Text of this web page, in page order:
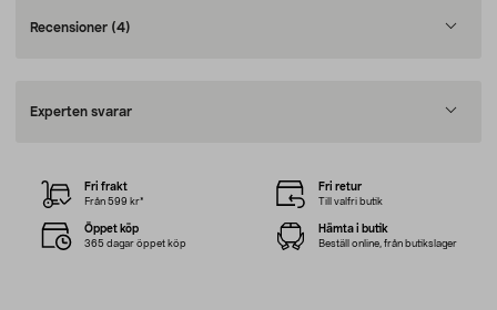
Recensioner (4)
Experten svarar
Fri frakt
Från 599 kr*
Fri retur
Till valfri butik
Öppet köp
365 dagar öppet köp
Hämta i butik
Beställ online, från butikslager